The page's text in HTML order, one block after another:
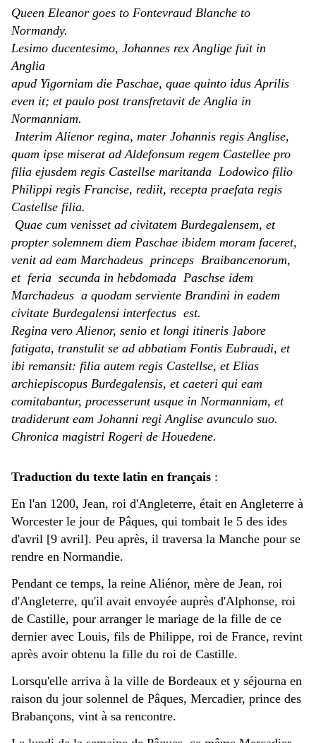
Queen Eleanor goes to Fontevraud Blanche to
Normandy.
Lesimo ducentesimo, Johannes rex Anglige fuit in
Anglia
apud Yigorniam die Paschae, quae quinto idus Aprilis
even it; et paulo post transfretavit de Anglia in
Normanniam.
Interim Alienor regina, mater Johannis regis Anglise,
quam ipse miserat ad Aldefonsum regem Castellee pro
filia ejusdem regis Castellse maritanda Lodowico filio
Philippi regis Francise, rediit, recepta praefata regis
Castellse filia.
Quae cum venisset ad civitatem Burdegalensem, et
propter solemnem diem Paschae ibidem moram faceret,
venit ad eam Marchadeus princeps Braibancenorum,
et feria secunda in hebdomada Paschse idem
Marchadeus a quodam serviente Brandini in eadem
civitate Burdegalensi interfectus est.
Regina vero Alienor, senio et longi itineris ]abore
fatigata, transtulit se ad abbatiam Fontis Eubraudi, et
ibi remansit: filia autem regis Castellse, et Elias
archiepiscopus Burdegalensis, et caeteri qui eam
comitabantur, processerunt usque in Normanniam, et
tradiderunt eam Johanni regi Anglise avunculo suo.
Chronica magistri Rogeri de Houedene.
Traduction du texte latin en français :
En l'an 1200, Jean, roi d'Angleterre, était en Angleterre à
Worcester le jour de Pâques, qui tombait le 5 des ides
d'avril [9 avril]. Peu après, il traversa la Manche pour se
rendre en Normandie.
Pendant ce temps, la reine Aliénor, mère de Jean, roi
d'Angleterre, qu'il avait envoyée auprès d'Alphonse, roi
de Castille, pour arranger le mariage de la fille de ce
dernier avec Louis, fils de Philippe, roi de France, revint
après avoir obtenu la fille du roi de Castille.
Lorsqu'elle arriva à la ville de Bordeaux et y séjourna en
raison du jour solennel de Pâques, Mercadier, prince des
Brabançons, vint à sa rencontre.